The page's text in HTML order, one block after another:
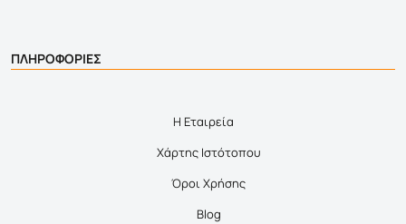
ΠΛΗΡΟΦΟΡΙΕΣ
Η Εταιρεία
Χάρτης Ιστότοπου
Όροι Χρήσης
Blog